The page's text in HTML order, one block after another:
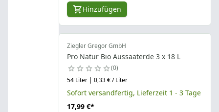
Hinzufügen
Ziegler Gregor GmbH
Pro Natur Bio Aussaaterde 3 x 18 L
0
54 Liter | 0,33 € / Liter
Sofort versandfertig, Lieferzeit 1 - 3 Tage
17,99 €*